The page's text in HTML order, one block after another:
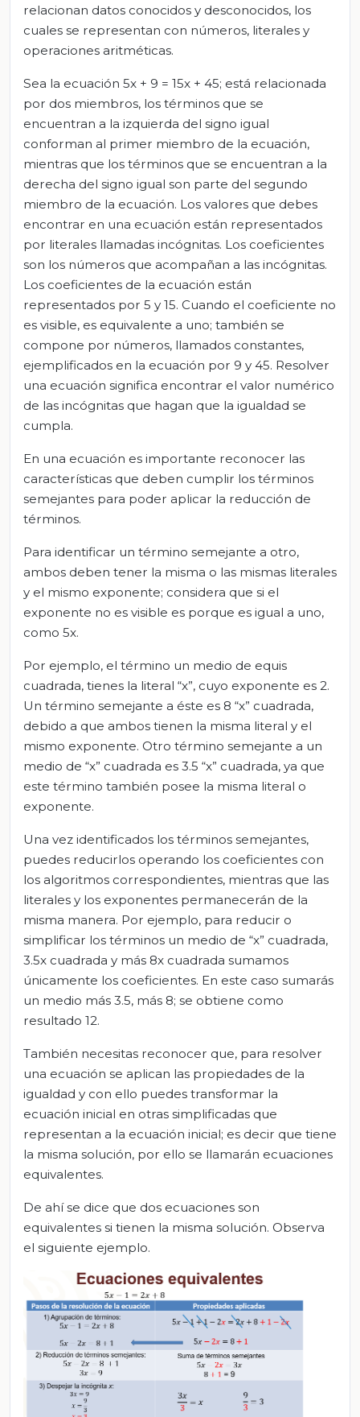
relacionan datos conocidos y desconocidos, los
cuales se representan con números, literales y
operaciones aritméticas.
Sea la ecuación 5x + 9 = 15x + 45; está relacionada
por dos miembros, los términos que se
encuentran a la izquierda del signo igual
conforman al primer miembro de la ecuación,
mientras que los términos que se encuentran a la
derecha del signo igual son parte del segundo
miembro de la ecuación. Los valores que debes
encontrar en una ecuación están representados
por literales llamadas incógnitas. Los coeficientes
son los números que acompañan a las incógnitas.
Los coeficientes de la ecuación están
representados por 5 y 15. Cuando el coeficiente no
es visible, es equivalente a uno; también se
compone por números, llamados constantes,
ejemplificados en la ecuación por 9 y 45. Resolver
una ecuación significa encontrar el valor numérico
de las incógnitas que hagan que la igualdad se
cumpla.
En una ecuación es importante reconocer las
características que deben cumplir los términos
semejantes para poder aplicar la reducción de
términos.
Para identificar un término semejante a otro,
ambos deben tener la misma o las mismas literales
y el mismo exponente; considera que si el
exponente no es visible es porque es igual a uno,
como 5x.
Por ejemplo, el término un medio de equis
cuadrada, tienes la literal “x”, cuyo exponente es 2.
Un término semejante a éste es 8 “x” cuadrada,
debido a que ambos tienen la misma literal y el
mismo exponente. Otro término semejante a un
medio de “x” cuadrada es 3.5 “x” cuadrada, ya que
este término también posee la misma literal o
exponente.
Una vez identificados los términos semejantes,
puedes reducirlos operando los coeficientes con
los algoritmos correspondientes, mientras que las
literales y los exponentes permanecerán de la
misma manera. Por ejemplo, para reducir o
simplificar los términos un medio de “x” cuadrada,
3.5x cuadrada y más 8x cuadrada sumamos
únicamente los coeficientes. En este caso sumarás
un medio más 3.5, más 8; se obtiene como
resultado 12.
También necesitas reconocer que, para resolver
una ecuación se aplican las propiedades de la
igualdad y con ello puedes transformar la
ecuación inicial en otras simplificadas que
representan a la ecuación inicial; es decir que tiene
la misma solución, por ello se llamarán ecuaciones
equivalentes.
De ahí se dice que dos ecuaciones son
equivalentes si tienen la misma solución. Observa
el siguiente ejemplo.